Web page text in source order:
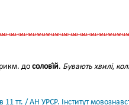
до солові́й. Бувають хвилі,
11 тт. / АН УРСР. Інститут